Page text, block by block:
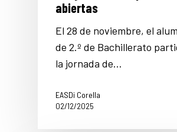
abiertas
El 28 de noviembre, el
de 2.º de Bachillerato
la jornada de…
EASDi Corella
02/12/2025